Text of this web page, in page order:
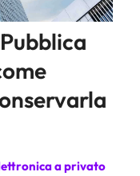
a privato